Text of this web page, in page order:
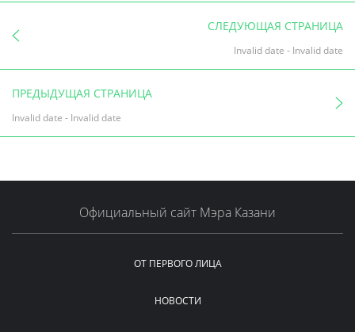
СЛЕДУЮЩАЯ СТРАНИЦА
Invalid date - Invalid date
ПРЕДЫДУЩАЯ СТРАНИЦА
Invalid date - Invalid date
Официальный сайт Мэра Казани
ОТ ПЕРВОГО ЛИЦА
НОВОСТИ